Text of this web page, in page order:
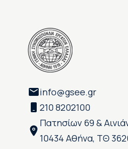
info@gsee.gr
210 8202100
Πατησίων 69 &
10434 Αθήνα, ΤΘ